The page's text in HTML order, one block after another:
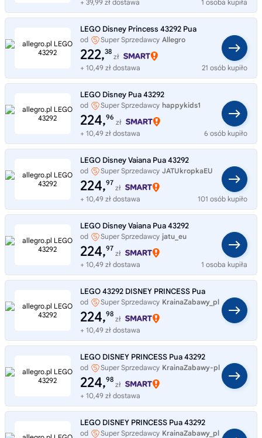
+ 39,99 zł dostawa 1 osoba kupiła
LEGO Disney Princess 43292 Pua
od Super Sprzedawcy Allegro
222,38
zł
+ 10,49 zł dostawa
21 osób kupiło
LEGO Disney Pua 43292
od Super Sprzedawcy happykids1
224,96
zł
+ 10,49 zł dostawa
6 osób kupiło
LEGO Disney Vaiana Pua 43292
od Super Sprzedawcy JATUkropkaEU
224,97
zł
+ 10,49 zł dostawa
101 osób kupiło
LEGO Disney Vaiana Pua 43292
od Super Sprzedawcy jatu_eu
224,97
zł
+ 10,49 zł dostawa
1 osoba kupiła
LEGO 43292 DISNEY PRINCESS Pua
od Super Sprzedawcy KrainaZabawy_pl
224,98
zł
+ 10,49 zł dostawa
LEGO DISNEY PRINCESS Pua 43292
od Super Sprzedawcy KrainaZabawy-pl
224,98
zł
+ 10,49 zł dostawa
LEGO DISNEY PRINCESS Pua 43292
od Super Sprzedawcy KrainaZabawy_pl